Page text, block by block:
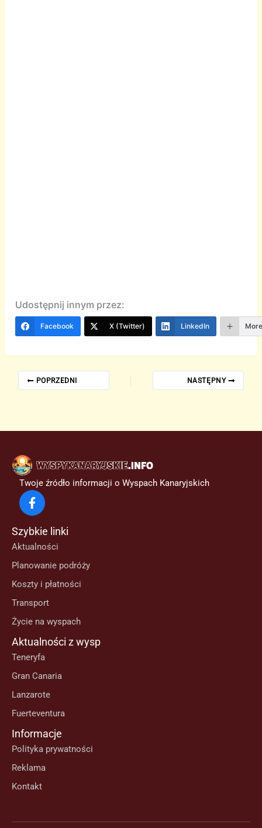
Udostępnij innym przez:
Facebook X (Twitter) LinkedIn
POPRZEDNI NASTĘPNY
Twoje źródło informacji o Wyspach Kanaryjskich
Szybkie linki
Aktualności
Planowanie podróży
Koszty i płatności
Transport
Życie na wyspach
Aktualności z wysp
Teneryfa
Gran Canaria
Lanzarote
Fuerteventura
Informacje
Polityka prywatności
Reklama
Kontakt